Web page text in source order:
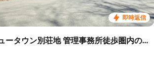
即時返信
南軽井沢 レイクニュータウン別荘地 管理事務所徒歩圏内の売土地